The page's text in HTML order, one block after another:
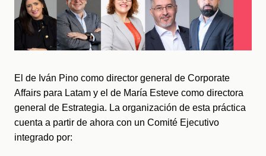
El de Iván Pino como director general de Corporate
Affairs para Latam y el de María Esteve como directora
general de Estrategia. La organización de esta práctica
cuenta a partir de ahora con un Comité Ejecutivo
integrado por: